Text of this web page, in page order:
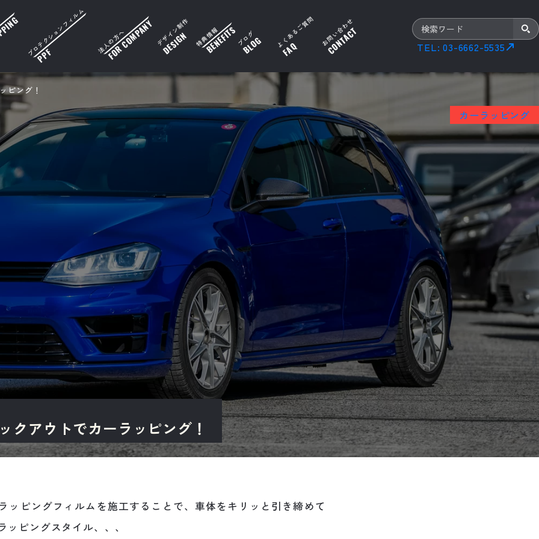
プロテクションフィルム 法人の方へ デザイン制作 特典情報 ブログ よくあるご質問 お問い合わせ
サ
イ
ト
索
検
TEL: 03-6662-5535
ピング！
カーラッピング
クアウトでカーラッピング！
ッピングフィルムを施工することで、車体をキリッと引き締めて
ッピングスタイル、、、